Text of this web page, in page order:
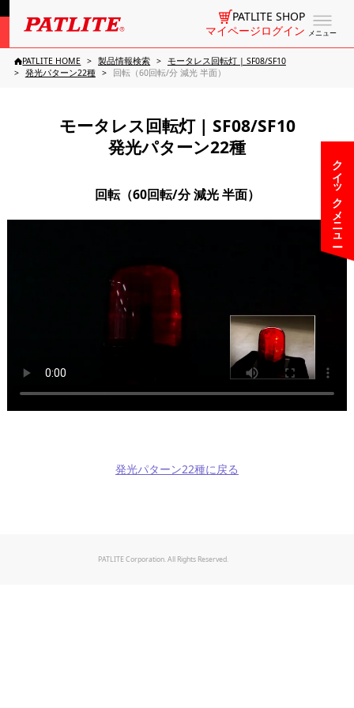
メニュー
PATLITE SHOP
マイページログイン
クイックメニュー
PATLITE HOME 製品情報検索
モータレス回転灯 | SF08/SF10
発光パターン22種
回転（60回転/分 減光 半面）
モータレス回転灯 | SF08/SF10
発光パターン22種
回転（60回転/分 減光 半面）
発光パターン22種に戻る
PATLITE Corporation. All Rights Reserved.